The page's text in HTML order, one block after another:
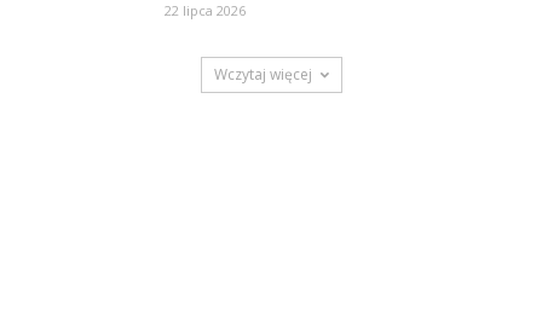
22 lipca 2026
Wczytaj więcej